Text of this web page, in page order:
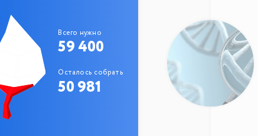
Всего нужно
59 400
Осталось собрать
50 981